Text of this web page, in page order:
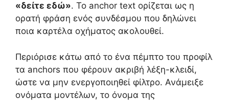
«δείτε εδώ». Το anchor text ορίζεται ως η
ορατή φράση ενός συνδέσμου που δηλώνει
ποια καρτέλα οχήματος ακολουθεί.
Περιόρισε κάτω από το ένα πέμπτο του προφίλ
τα anchors που φέρουν ακριβή λέξη-κλειδί,
ώστε να μην ενεργοποιηθεί φίλτρο. Ανάμειξε
ονόματα μοντέλων, το όνομα της